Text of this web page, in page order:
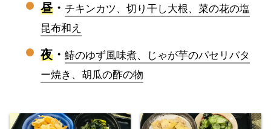
昼・ チキンカツ、切り干し大根、菜の花の塩
昆布和え
夜 ・ 鰆のゆず風味煮、じゃが芋のパセリバタ
ー焼き、胡瓜の酢の物